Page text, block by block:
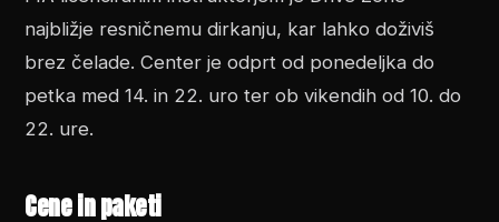
najbližje resničnemu dirkanju, kar lahko doživiš
brez čelade. Center je odprt od ponedeljka do
petka med 14. in 22. uro ter ob vikendih od 10. do
22. ure.
Cene in paketi